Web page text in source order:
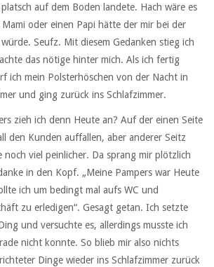
auf dem Boden landete. Hach wäre es
oder einen Papi hätte der mir bei der
Seufz. Mit diesem Gedanken stieg ich
das nötige hinter mich. Als ich fertig
ich mein Polsterhöschen von der Nacht in
und ging zurück ins Schlafzimmer.
zieh ich denn Heute an? Auf der einen Seite
den Kunden auffallen, aber anderer Seitz
noch viel peinlicher. Da sprang mir plötzlich
in den Kopf. „Meine Pampers war Heute
ich um bedingt mal aufs WC und
zu erledigen“. Gesagt getan. Ich setzte
und versuchte es, allerdings musste ich
nicht konnte. So blieb mir also nichts
Dinge wieder ins Schlafzimmer zurück